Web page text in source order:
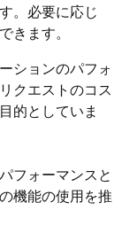
。必要に応じ
きます。
ションのパフォ
クエストのコス
的としていま
フォーマンスと
機能の使用を推